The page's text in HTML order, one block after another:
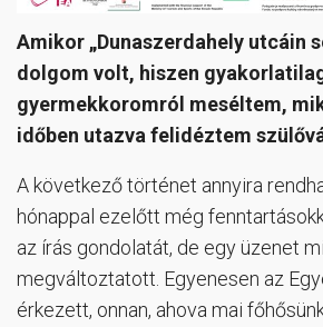
Amikor „Dunaszerdahely utcáin
dolgom volt, hiszen
gyermekkoromról meséltem,
időben utazva felidéztem
A következő történet annyira
hónappal ezelőtt még
az írás gondolatát, de egy üzenet
megváltoztatott. Egyenesen az
érkezett, onnan, ahova mai